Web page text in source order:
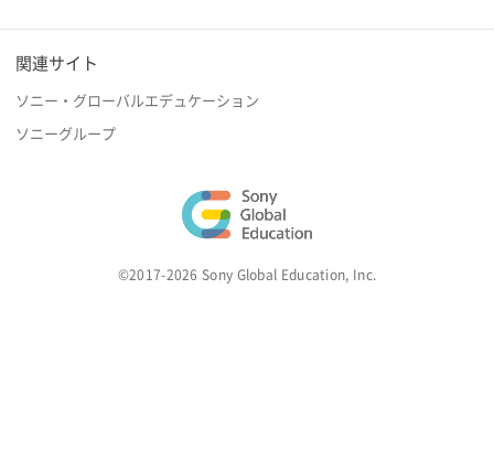
関連サイト
ソニー・グローバルエデュケーション
ソニーグループ
©2017-2026 Sony Global Education, Inc.